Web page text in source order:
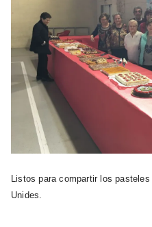
Listos para compartir los
Unides.